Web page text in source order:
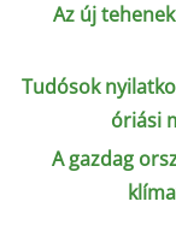
Az új
Tudósok
óriási
A gazdag